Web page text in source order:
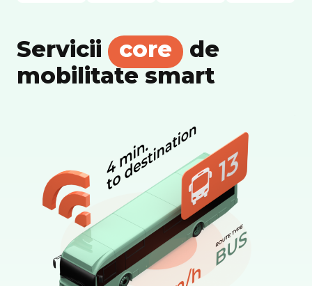
Servicii core
de
mobilitate smart